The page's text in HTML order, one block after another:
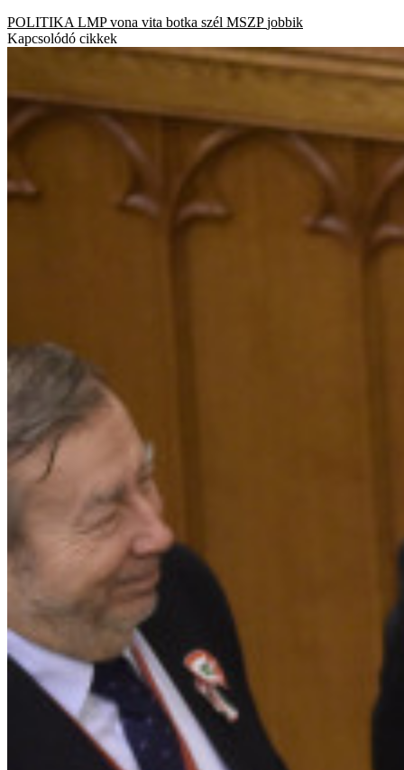
POLITIKA LMP vona vita botka szél MSZP jobbik
Kapcsolódó cikkek